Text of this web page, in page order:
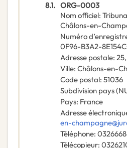
8.1. ORG-0003
Nom officiel:
Châlons-en-
Numéro
0F96-B3A2-
Adresse postale:
Ville: Châlons-en-
Code postal: 51036
Subdivision pays
Pays: France
Adresse
en-
Téléphone:
Télécopieur: